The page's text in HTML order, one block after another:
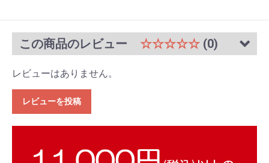
この商品のレビュー ☆☆☆☆☆ (0)
レビューはありません。
レビューを投稿